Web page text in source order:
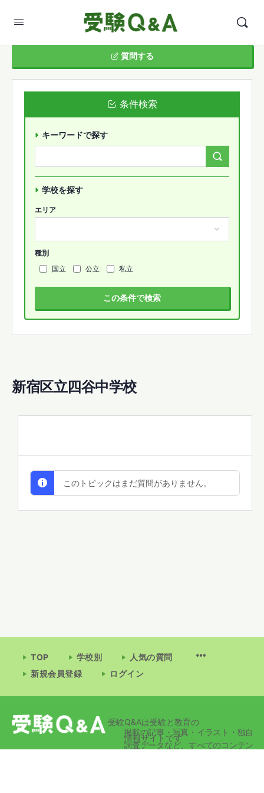
新宿区立四谷中学校
このトピックはまだ質問がありません。
質問する
条件検索
キーワードで探す
学校を探す
エリア
種別
国立
公立 私立
この条件で検索
TOP 学校別
人気の質問
新規会員登録
ログイン
受験Q&Aは受験と教育の
情報サイトです
掲載の記事・写真・イラスト・独自
調査データなど、すべてのコンテン